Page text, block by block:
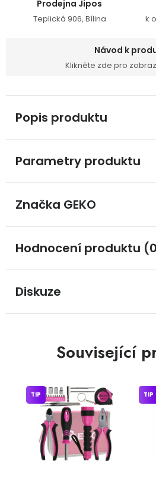
Prodejna Jipos
Teplická 906, Bílina k
Návod k
Klikněte zde pro
Popis produktu
Parametry produktu
Značka GEKO
Hodnocení produktu
Diskuze
Související
TIP TIP